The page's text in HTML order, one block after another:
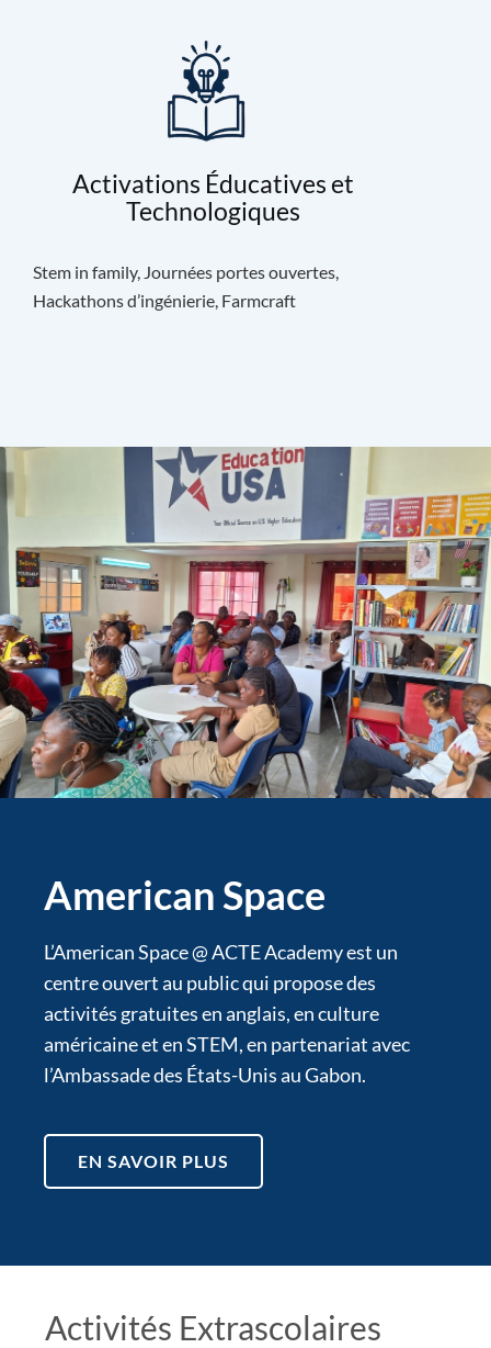
Activations Éducatives et
Technologiques
Stem in family, Journées portes ouvertes,
Hackathons d’ingénierie, Farmcraft
American Space
L’American Space @ ACTE Academy est un
centre ouvert au public qui propose des
activités gratuites en anglais, en culture
américaine et en STEM, en partenariat avec
l’Ambassade des États-Unis au Gabon.
EN SAVOIR PLUS
Activités Extrascolaires